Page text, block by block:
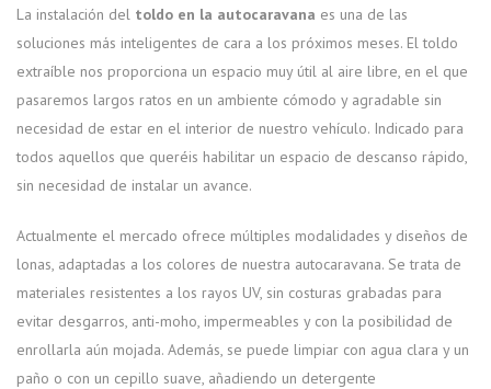
La instalación del toldo en la autocaravana es una de las
soluciones más inteligentes de cara a los próximos meses. El toldo
extraíble nos proporciona un espacio muy útil al aire libre, en el que
pasaremos largos ratos en un ambiente cómodo y agradable sin
necesidad de estar en el interior de nuestro vehículo. Indicado para
todos aquellos que queréis habilitar un espacio de descanso rápido,
sin necesidad de instalar un avance.
Actualmente el mercado ofrece múltiples modalidades y diseños de
lonas, adaptadas a los colores de nuestra autocaravana. Se trata de
materiales resistentes a los rayos UV, sin costuras grabadas para
evitar desgarros, anti-moho, impermeables y con la posibilidad de
enrollarla aún mojada. Además, se puede limpiar con agua clara y un
paño o con un cepillo suave, añadiendo un detergente